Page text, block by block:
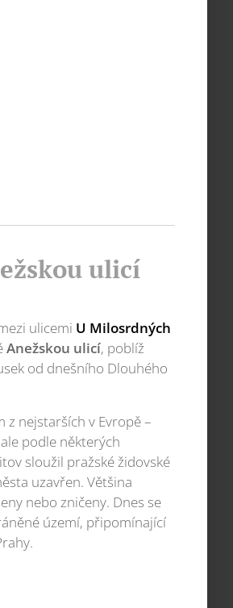
ulicí
ulicemi U Milosrdných
Anežskou ulicí, poblíž
od dnešního Dlouhého
z nejstarších v Evropě –
podle některých
sloužil pražské židovské
uzavřen. Většina
nebo zničeny. Dnes se
území, připomínající